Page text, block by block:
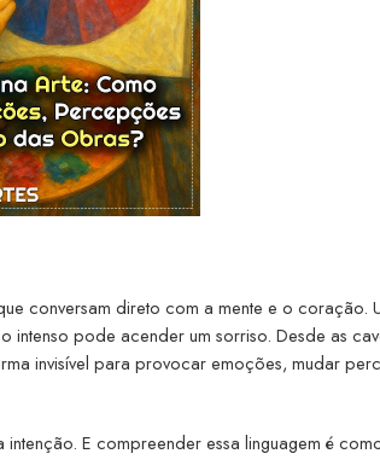
conversam direto com a mente e o coração.
pode acender um sorriso. Desde as
invisível para provocar emoções, mudar
E compreender essa linguagem é